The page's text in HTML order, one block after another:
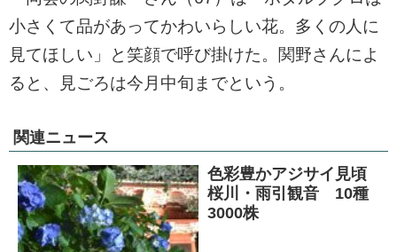
小さくて品があってかわいらしい花。多くの人に
見てほしい」と笑顔で呼び掛けた。関野さんによ
ると、見ごろは今月中旬までという。
関連ニュース
色彩豊かアジサイ見頃
桜川・雨引観音 10種
3000株